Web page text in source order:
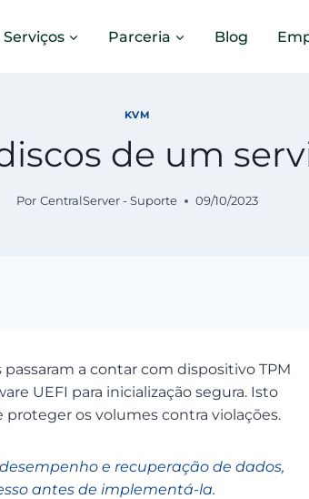
Serviços Parceria Blog
KVM
de um
Por CentralServer - Suporte 09/10/2023
a contar com dispositivo TPM
UEFI para inicialização segura. Isto
os volumes contra violações.
e recuperação de dados,
antes de implementá-la.